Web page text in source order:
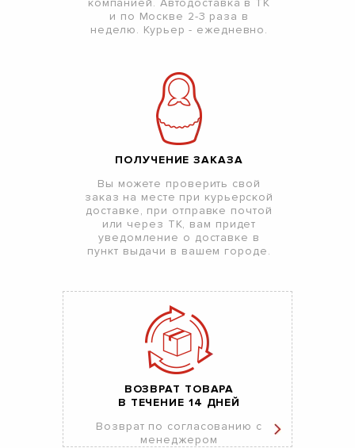
компанией. Автодоставка в ТК
и по Москве 2-3 раза в
неделю. Курьер - ежедневно.
ПОЛУЧЕНИЕ ЗАКАЗА
Вы можете проверить свой
заказ на месте при курьерской
доставке, при отправке почтой
или через ТК, вам придет
уведомление о доставке в
пункт выдачи в вашем городе.
ВОЗВРАТ ТОВАРА
В ТЕЧЕНИЕ 14 ДНЕЙ
Возврат по согласованию с
менеджером